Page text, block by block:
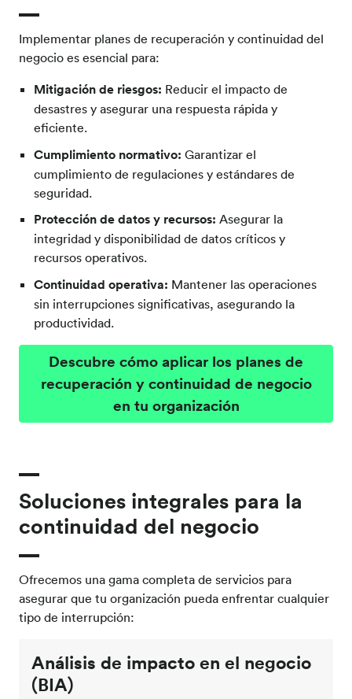
Implementar planes de recuperación y continuidad del
negocio es esencial para:
Mitigación de riesgos: Reducir el impacto de
desastres y asegurar una respuesta rápida y
eficiente.
Cumplimiento normativo: Garantizar el
cumplimiento de regulaciones y estándares de
seguridad.
Protección de datos y recursos: Asegurar la
integridad y disponibilidad de datos críticos y
recursos operativos.
Continuidad operativa: Mantener las operaciones
sin interrupciones significativas, asegurando la
productividad.
Descubre cómo aplicar los planes de
recuperación y continuidad de negocio
en tu organización
Soluciones integrales para la
continuidad del negocio
Ofrecemos una gama completa de servicios para
asegurar que tu organización pueda enfrentar cualquier
tipo de interrupción:
Análisis de impacto en el negocio
(BIA)